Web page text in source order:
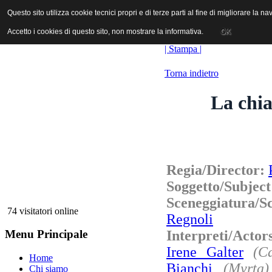
ANICA | Associazione Nazionale Industrie Cinematografiche
74 visitatori online
Menu Principale
Home
Chi siamo
| Stampa |
Torna indietro
La
Regia/Director:
Soggetto/
Sceneggiatura/
Regnoli
Interpreti/
Irene Galter
Bianchi
(Myrta)
Questo sito utilizza cookie tecnici propri e di terze parti al fine di migliorare la
Accetto i cookies di questo sito, non mostrare la informativa. OK
Questo sito utilizza cookie tecnici propri e di terze parti al fine di migliorare la
Accetto i cookies di questo sito, non mostrare la informativa. OK